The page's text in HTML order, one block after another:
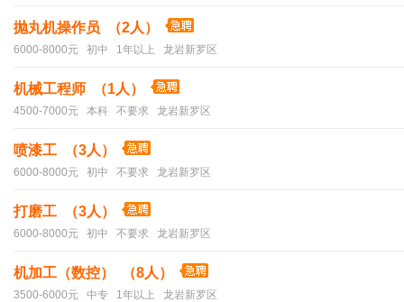
抛丸机操作员 （2人）
6000-8000元 初中 1年以上 龙岩新罗区
机械工程师 （1人）
4500-7000元 本科 不要求 龙岩新罗区
喷漆工 （3人）
6000-8000元 初中 不要求 龙岩新罗区
打磨工 （3人）
6000-8000元 初中 不要求 龙岩新罗区
机加工（数控） （8人）
3500-6000元 中专 1年以上 龙岩新罗区